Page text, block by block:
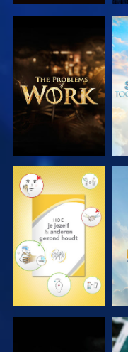
VERKEN DE
SERIE
KIJK